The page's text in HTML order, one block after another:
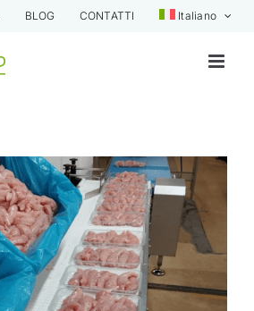
BLOG CONTATTI Italiano